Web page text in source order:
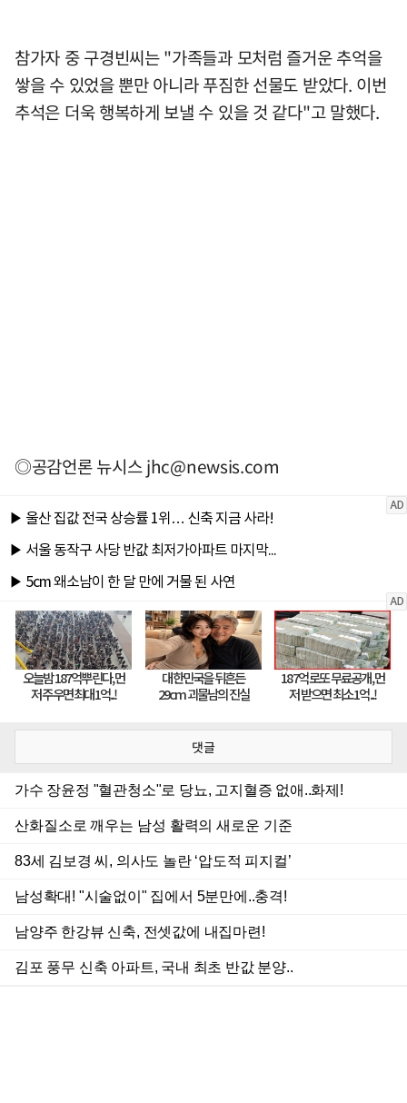
참가자 중 구경빈씨는 "가족들과 모처럼 즐거운 추억을
쌓을 수 있었을 뿐만 아니라 푸짐한 선물도 받았다. 이번
추석은 더욱 행복하게 보낼 수 있을 것 같다"고 말했다.
◎공감언론 뉴시스jhc@newsis.com
댓글